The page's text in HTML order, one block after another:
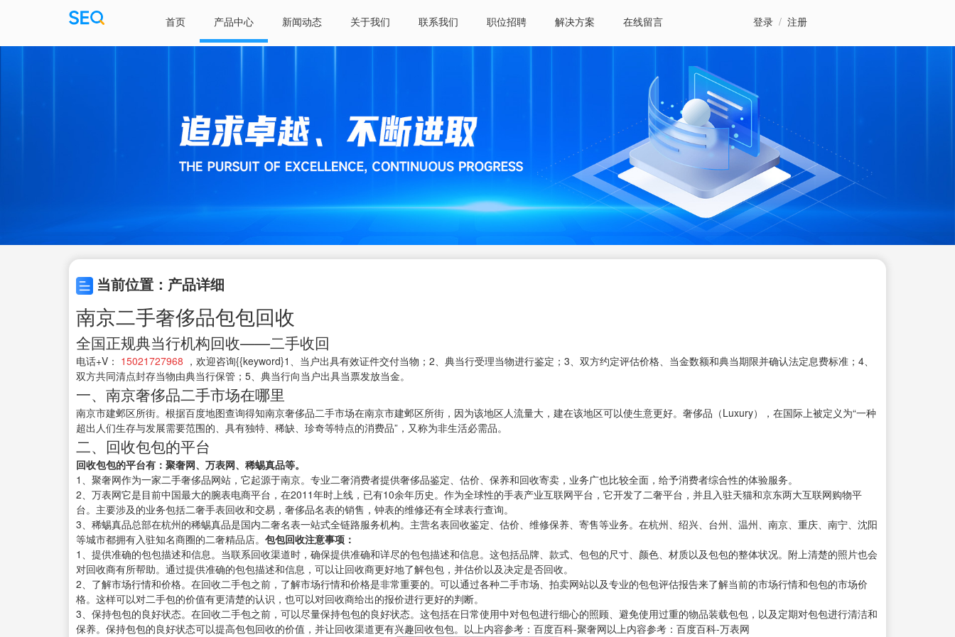
首页 产品中心 新闻动态 关于我们 联系我们 职位招聘 解决方案 在线留言 登录 / 注册
当前位置：产品详细
南京二手奢侈品包包回收
全国正规典当行机构回收——二手收回
电话+V： 15021727968 ，欢迎咨询{{keyword}1、当户出具有效证件交付当物；2、典当行受理当物进行鉴定；3、双方约定评估价格、当金数额和典当期限并确认法定息费标准；4、
双方共同清点封存当物由典当行保管；5、典当行向当户出具当票发放当金。
一、南京奢侈品二手市场在哪里
南京市建邺区所街。根据百度地图查询得知南京奢侈品二手市场在南京市建邺区所街，因为该地区人流量大，建在该地区可以使生意更好。奢侈品（Luxury），在国际上被定义为“一种
超出人们生存与发展需要范围的、具有独特、稀缺、珍奇等特点的消费品”，又称为非生活必需品。
二、回收包包的平台
回收包包的平台有：聚奢网、万表网、稀蜴真品等。
1、聚奢网作为一家二手奢侈品网站，它起源于南京。专业二奢消费者提供奢侈品鉴定、估价、保养和回收寄卖，业务广也比较全面，给予消费者综合性的体验服务。
2、万表网它是目前中国最大的腕表电商平台，在2011年时上线，已有10余年历史。作为全球性的手表产业互联网平台，它开发了二奢平台，并且入驻天猫和京东两大互联网购物平
台。主要涉及的业务包括二奢手表回收和交易，奢侈品名表的销售，钟表的维修还有全球表行查询。
3、稀蜴真品总部在杭州的稀蜴真品是国内二奢名表一站式全链路服务机构。主营名表回收鉴定、估价、维修保养、寄售等业务。在杭州、绍兴、台州、温州、南京、重庆、南宁、沈阳
等城市都拥有入驻知名商圈的二奢精品店。 包包回收注意事项：
1、提供准确的包包描述和信息。当联系回收渠道时，确保提供准确和详尽的包包描述和信息。这包括品牌、款式、包包的尺寸、颜色、材质以及包包的整体状况。附上清楚的照片也会
对回收商有所帮助。通过提供准确的包包描述和信息，可以让回收商更好地了解包包，并估价以及决定是否回收。
2、了解市场行情和价格。在回收二手包之前，了解市场行情和价格是非常重要的。可以通过各种二手市场、拍卖网站以及专业的包包评估报告来了解当前的市场行情和包包的市场价
格。这样可以对二手包的价值有更清楚的认识，也可以对回收商给出的报价进行更好的判断。
3、保持包包的良好状态。在回收二手包之前，可以尽量保持包包的良好状态。这包括在日常使用中对包包进行细心的照顾、避免使用过重的物品装载包包，以及定期对包包进行清洁和
保养。保持包包的良好状态可以提高包包回收的价值，并让回收渠道更有兴趣回收包包。以上内容参考：百度百科-聚奢网以上内容参考：百度百科-万表网